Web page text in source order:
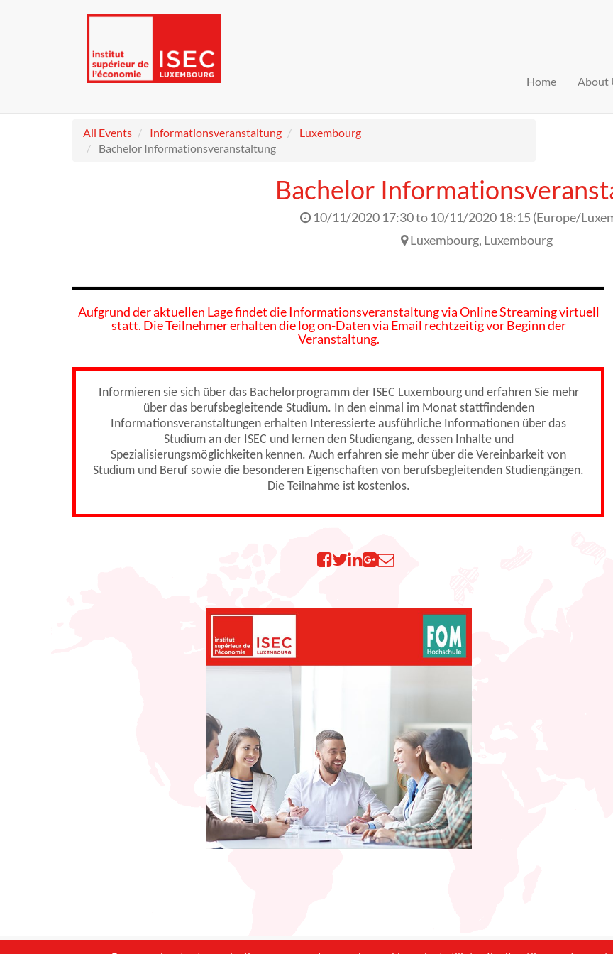
Home About
All Events Informationsveranstaltung
Luxembourg
Bachelor Informationsveranstaltung
Bachelor
10/11/2020 17:30to 10/11/2020 18:15(Europe/
Luxembourg, Luxembourg
Aufgrund der aktuellen Lage findet die Informationsveranstaltung via Online Streaming virtuell
statt. Die Teilnehmer erhalten die log on-Daten via Email rechtzeitig vor Beginn der
Veranstaltung.
Informieren sie sich über das Bachelorprogramm der ISEC Luxembourg und erfahren Sie mehr
über das berufsbegleitende Studium. In den einmal im Monat stattfindenden
Informationsveranstaltungen erhalten Interessierte ausführliche Informationen über das
Studium an der ISEC und lernen den Studiengang, dessen Inhalte und
Spezialisierungsmöglichkeiten kennen. Auch erfahren sie mehr über die Vereinbarkeit von
Studium und Beruf sowie die besonderen Eigenschaften von berufsbegleitenden Studiengängen.
Die Teilnahme ist kostenlos.